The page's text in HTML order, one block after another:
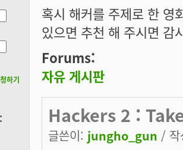
혹시 해커를 주제로 한 영
있으면 추천 해 주시면 감
Forums:
자유 게시판
Hackers 2 :
글쓴이: jungho_gun /
하기
Naver